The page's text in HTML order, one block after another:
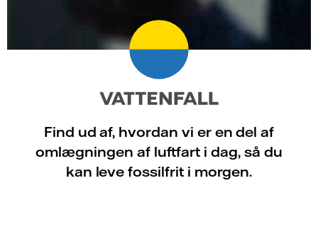
Find ud af, hvordan vi er en del af
omlægningen af luftfart i dag, så du
kan leve fossilfrit i morgen.